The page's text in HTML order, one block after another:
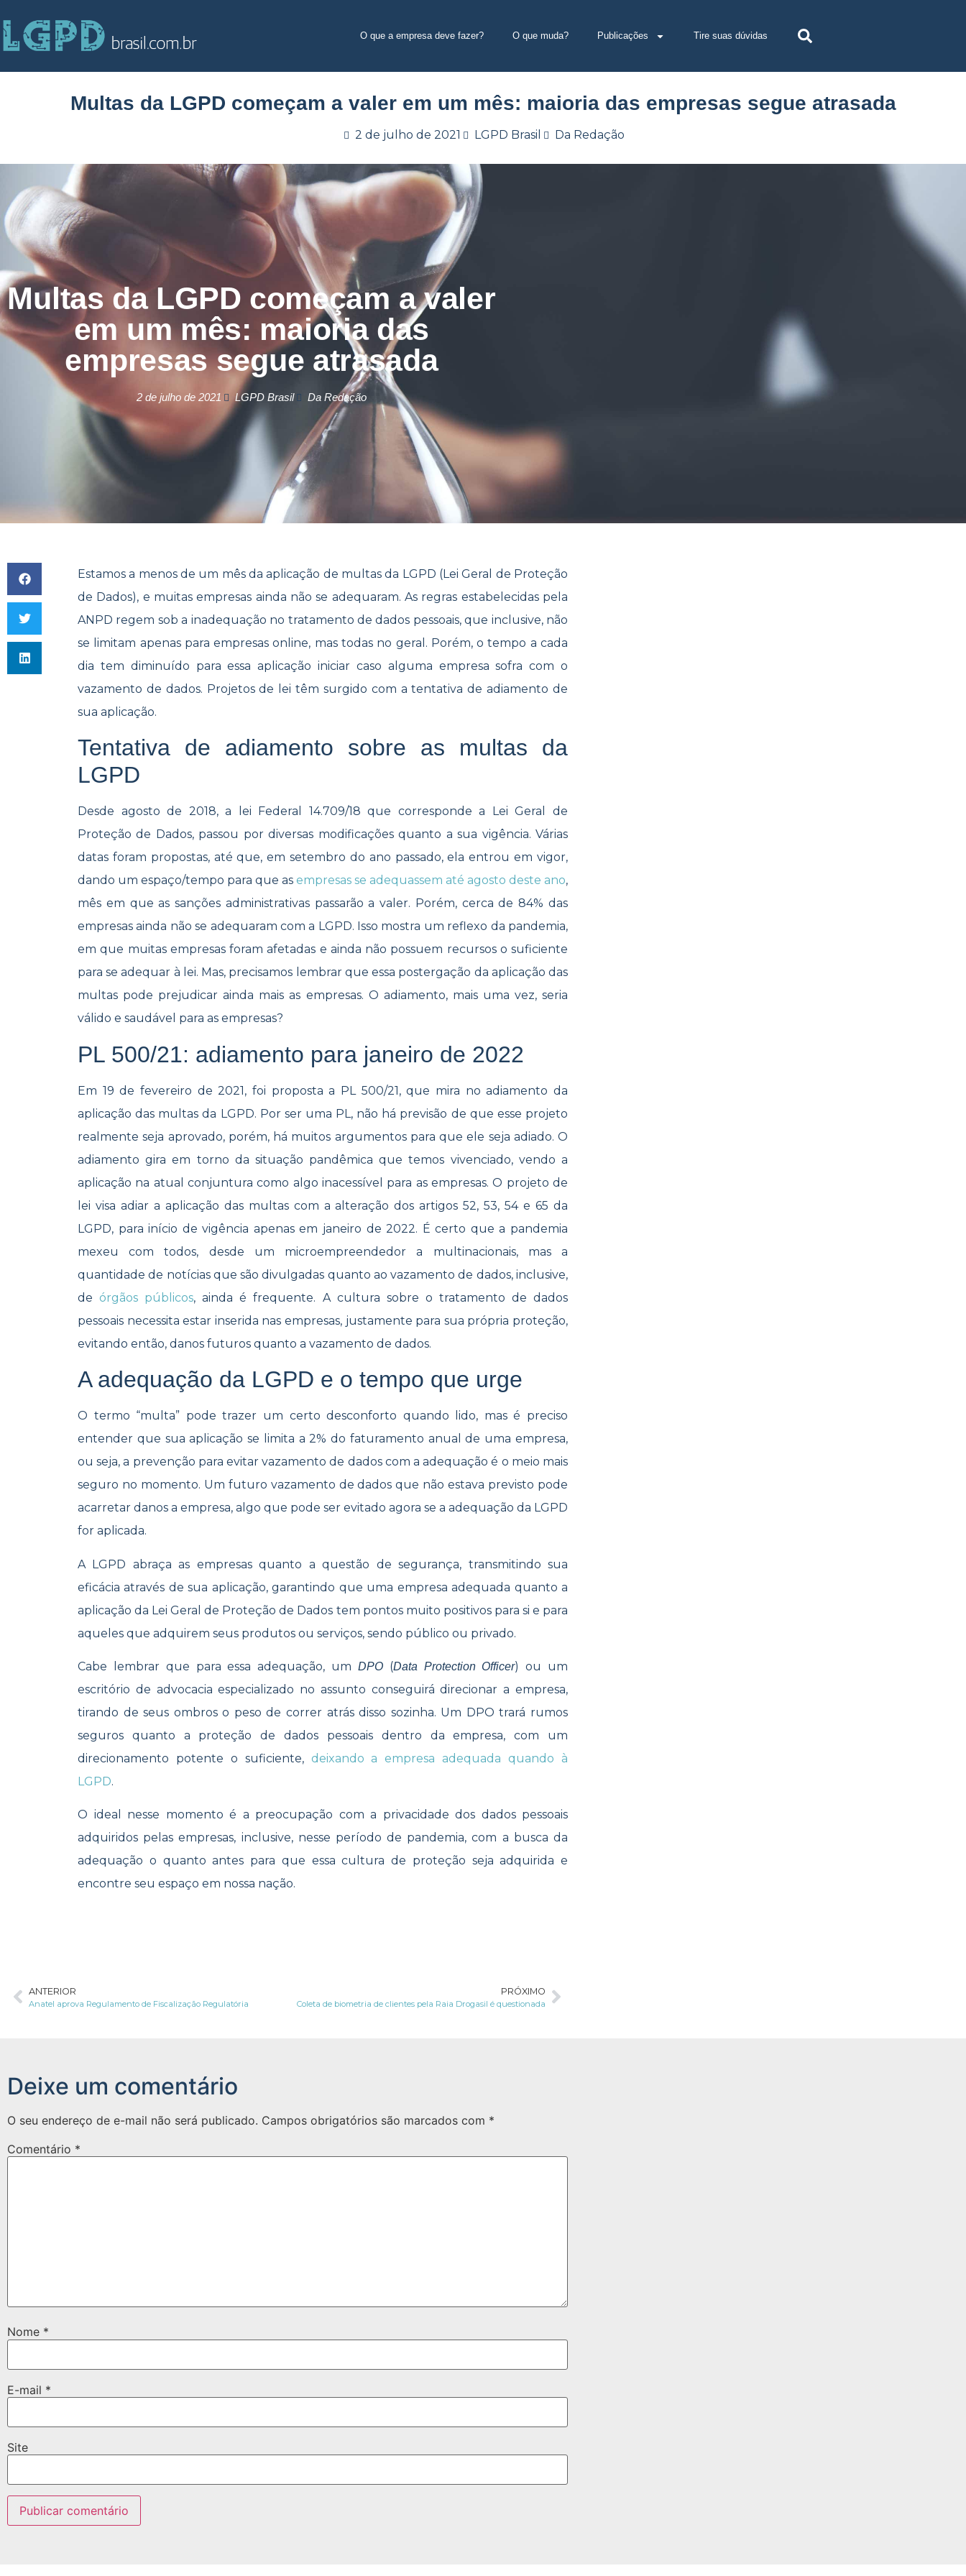
O que a empresa deve fazer? O que muda? Publicações Tire suas dúvidas
Multas da LGPD começam a valer em um mês: maioria das empresas segue atrasada
2 de julho de 2021 LGPD Brasil Da Redação
Multas da LGPD começam a valer
em um mês: maioria das
empresas segue atrasada
2 de julho de 2021 LGPD Brasil Da Redação
Estamos a menos de um mês da aplicação de multas da LGPD (Lei Geral de Proteção
de Dados), e muitas empresas ainda não se adequaram. As regras estabelecidas pela
ANPD regem sob a inadequação no tratamento de dados pessoais, que inclusive, não
se limitam apenas para empresas online, mas todas no geral. Porém, o tempo a cada
dia tem diminuído para essa aplicação iniciar caso alguma empresa sofra com o
vazamento de dados. Projetos de lei têm surgido com a tentativa de adiamento de
sua aplicação.
Tentativa de adiamento sobre as multas da
LGPD
Desde agosto de 2018, a lei Federal 14.709/18 que corresponde a Lei Geral de
Proteção de Dados, passou por diversas modificações quanto a sua vigência. Várias
datas foram propostas, até que, em setembro do ano passado, ela entrou em vigor,
dando um espaço/tempo para que as empresas se adequassem até agosto deste ano,
mês em que as sanções administrativas passarão a valer. Porém, cerca de 84% das
empresas ainda não se adequaram com a LGPD. Isso mostra um reflexo da pandemia,
em que muitas empresas foram afetadas e ainda não possuem recursos o suficiente
para se adequar à lei. Mas, precisamos lembrar que essa postergação da aplicação das
multas pode prejudicar ainda mais as empresas. O adiamento, mais uma vez, seria
válido e saudável para as empresas?
PL 500/21: adiamento para janeiro de 2022
Em 19 de fevereiro de 2021, foi proposta a PL 500/21, que mira no adiamento da
aplicação das multas da LGPD. Por ser uma PL, não há previsão de que esse projeto
realmente seja aprovado, porém, há muitos argumentos para que ele seja adiado. O
adiamento gira em torno da situação pandêmica que temos vivenciado, vendo a
aplicação na atual conjuntura como algo inacessível para as empresas. O projeto de
lei visa adiar a aplicação das multas com a alteração dos artigos 52, 53, 54 e 65 da
LGPD, para início de vigência apenas em janeiro de 2022. É certo que a pandemia
mexeu com todos, desde um microempreendedor a multinacionais, mas a
quantidade de notícias que são divulgadas quanto ao vazamento de dados, inclusive,
deórgãos públicos, ainda é frequente. A cultura sobre o tratamento de dados
pessoais necessita estar inserida nas empresas, justamente para sua própria proteção,
evitando então, danos futuros quanto a vazamento de dados.
A adequação da LGPD e o tempo que urge
O termo “multa” pode trazer um certo desconforto quando lido, mas é preciso
entender que sua aplicação se limita a 2% do faturamento anual de uma empresa,
ou seja, a prevenção para evitar vazamento de dados com a adequação é o meio mais
seguro no momento. Um futuro vazamento de dados que não estava previsto pode
acarretar danos a empresa, algo que pode ser evitado agora se a adequação da LGPD
for aplicada.
A LGPD abraça as empresas quanto a questão de segurança, transmitindo sua
eficácia através de sua aplicação, garantindo que uma empresa adequada quanto a
aplicação da Lei Geral de Proteção de Dados tem pontos muito positivos para si e para
aqueles que adquirem seus produtos ou serviços, sendo público ou privado.
Cabe lembrar que para essa adequação, um DPO(Data Protection Officer) ou um
escritório de advocacia especializado no assunto conseguirá direcionar a empresa,
tirando de seus ombros o peso de correr atrás disso sozinha. Um DPO trará rumos
seguros quanto a proteção de dados pessoais dentro da empresa, com um
direcionamento potente o suficiente, deixando a empresa adequada quando à
LGPD.
O ideal nesse momento é a preocupação com a privacidade dos dados pessoais
adquiridos pelas empresas, inclusive, nesse período de pandemia, com a busca da
adequação o quanto antes para que essa cultura de proteção seja adquirida e
encontre seu espaço em nossa nação.
ANTERIOR
Anatel aprova Regulamento de Fiscalização Regulatória
PRÓXIMO
Coleta de biometria de clientes pela Raia Drogasil é questionada
Deixe um comentário
O seu endereço de e-mail não será publicado. Campos obrigatórios são marcados com *
Comentário *
Nome *
E-mail *
Site